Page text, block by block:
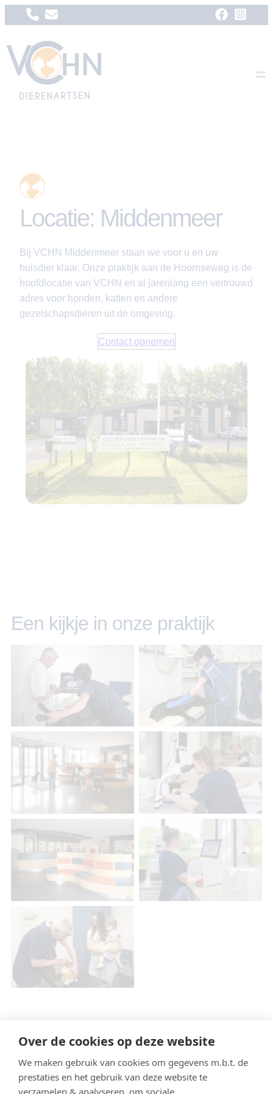
Over de cookies op deze website
We maken gebruik van cookies om gegevens m.b.t. de
prestaties en het gebruik van deze website te
verzamelen & analyseren, om sociale
to
content
Locatie: Middenmeer
Bij VCHN Middenmeer staan we voor u en uw
huisdier klaar. Onze praktijk aan de Hoornseweg is de
hoofdlocatie van VCHN en al jarenlang een vertrouwd
adres voor honden, katten en andere
gezelschapsdieren uit de omgeving.
Contact opnemen
Een kijkje in onze praktijk
No Caption No Caption
No Caption No Caption
No Caption No Caption
No Caption